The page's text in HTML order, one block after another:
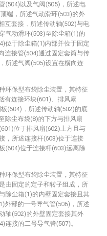
(504)以及气阀(505)，所述电
端，所述气动滑环(503)的外
互套接，所述传动轴(502)与电
气动滑环(503)至除尘箱(1)的
位于除尘箱(1)内部并位于固定
连接管(504)通过固定套筒与传
所述气阀(505)设置在横向连
环保型布袋除尘装置，其特征
有连接环块(601)、排风扇
(604)，所述传动轴(502)的底
除尘布袋(8)的下方与排风扇
位于排风扇(602)上方且与
，所述连接杆(603)位于连接
(604)位于连接杆(603)远离除
环保型布袋除尘装置，其特征
由固定的定子和转子组成，所
除尘箱(1)的内壁固定套接且其
外部的一号导气管(506)，所述
轴(502)的外壁固定套接其外
连接的二号导气管(507)。